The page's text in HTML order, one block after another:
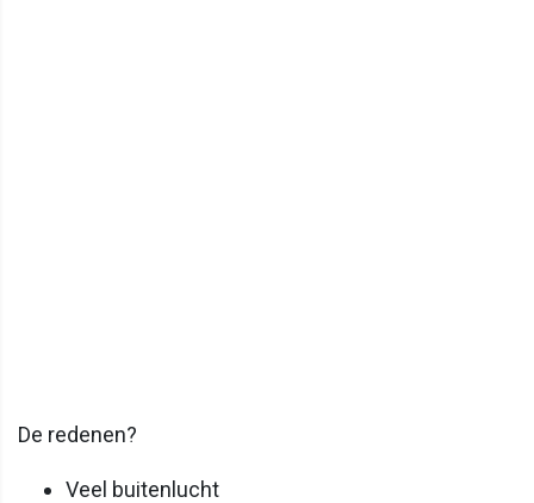
De redenen?
Veel buitenlucht